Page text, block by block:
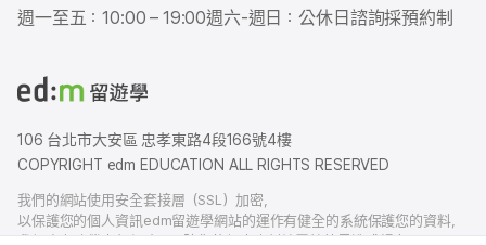
o
e
r
週一至五：10:00 – 19:00週六-週日：公休日 諮詢採預約制
106 台北市大安區 忠孝東路4段166號4樓
COPYRIGHT edm EDUCATION ALL RIGHTS RESERVED
我們的網站使用安全套接層（SSL）加密，
以保護您的個人資訊edm留遊學網站的運作有健全的系統保護您的資料，
我們也有賠償責任保險，以防您的個人資料洩露給外界造成損害